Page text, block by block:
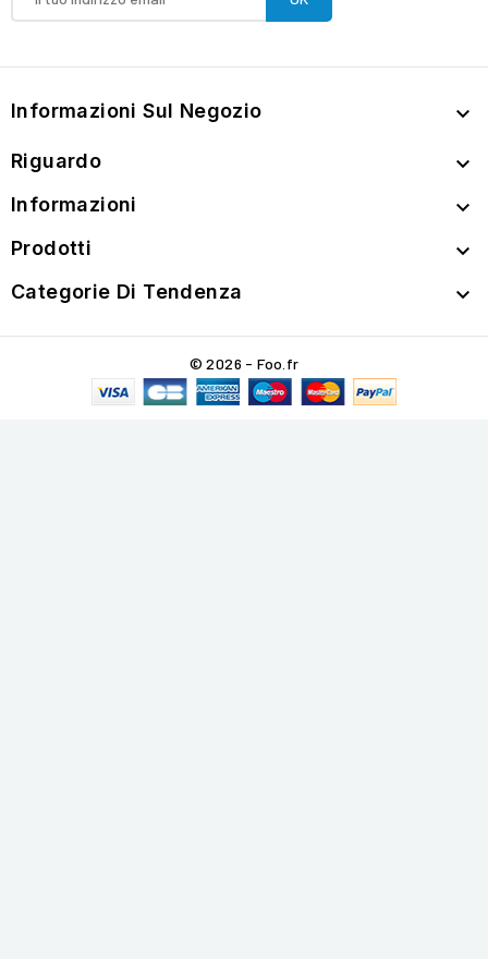
Informazioni Sul Negozio 
Riguardo 
Informazioni 
Prodotti 
Categorie Di Tendenza 
© 2026 - Foo.fr